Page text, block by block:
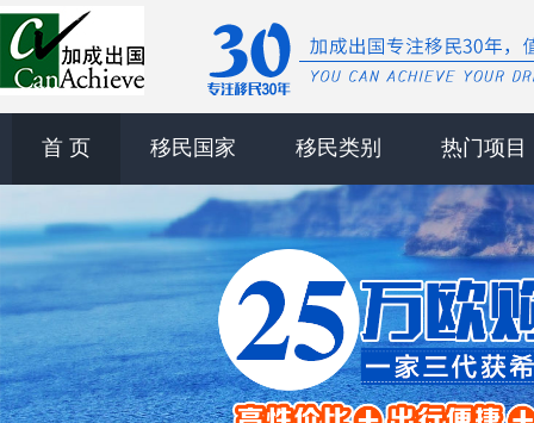
首 页 移民国家 移民类别 热门项目